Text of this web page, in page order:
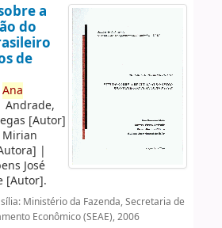
a
do
de
Ana
Andrade,
[Autor]
Mirian
|
José
[Autor].
Ministério da Fazenda, Secretaria de
Econômico (SEAE), 2006